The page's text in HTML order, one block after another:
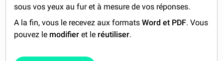
sous vos yeux au fur et à mesure de vos réponses.
A la fin, vous le recevez aux formatsWord et PDF. Vous
pouvez le modifier et le réutiliser.